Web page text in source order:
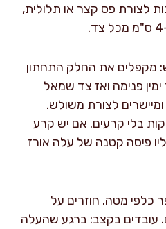
לצורת פס קצר או תלולית,
מקפלים את החלק התחתון
פנימה ואז צד שמאל
לצורת משולש.
בלי קרעים. אם יש קרע
פיסה קטנה של עלה אורז
כלפי מטה. חוזרים על
עובדים בקצב: ברגע שהעלה